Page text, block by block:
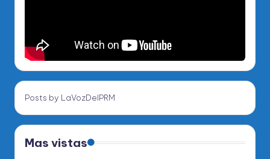
Posts by LaVozDelPRM
Mas vistas